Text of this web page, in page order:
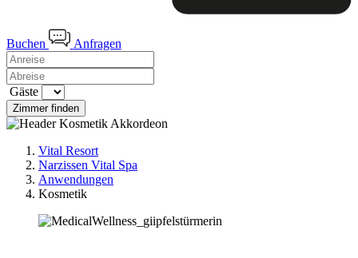
Buchen Anfragen
Gäste
Zimmer finden
Vital Resort
Narzissen Vital Spa
Anwendungen
Kosmetik